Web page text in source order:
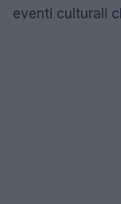
eventi culturali